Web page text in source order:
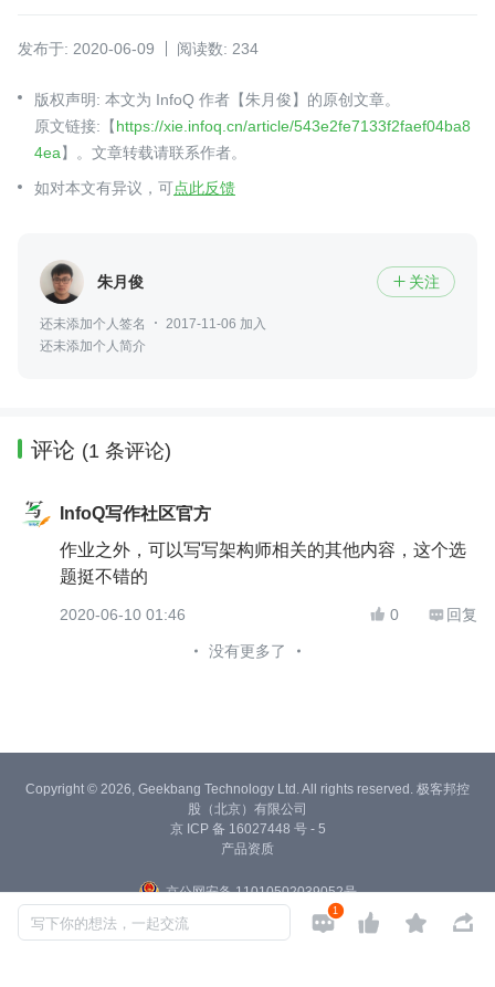
发布于: 2020-06-09 阅读数: 234
版权声明: 本文为 InfoQ 作者【朱月俊】的原创文章。
原文链接:【https://xie.infoq.cn/article/543e2fe7133f2faef04ba8
4ea】。文章转载请联系作者。
如对本文有异议，可点此反馈
朱月俊  关注
还未添加个人签名
2017-11-06 加入
还未添加个人简介
评论 (1 条评论)
InfoQ写作社区官方
作业之外，可以写写架构师相关的其他内容，这个选
题挺不错的
2020-06-10 01:46  0  回复
没有更多了
写下你的想法，一起交流 
1   
Copyright © 2026, Geekbang Technology Ltd. All rights reserved. 极客邦控
股（北京）有限公司
京 ICP 备 16027448 号 - 5
产品资质
京公网安备 11010502039052号